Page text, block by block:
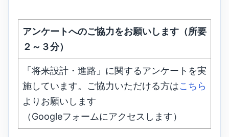
アンケートへのご協力をお願いします（所要
２～３分）
「将来設計・進路」に関するアンケートを実
施しています。ご協力いただける方はこちら
よりお願いします
（Googleフォームにアクセスします）